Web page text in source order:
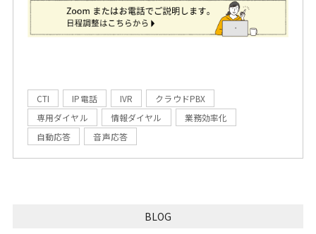
CTI IP電話 IVR
クラウドPBX
専用ダイヤル
情報ダイヤル
業務効率化
自動応答
音声応答
BLOG